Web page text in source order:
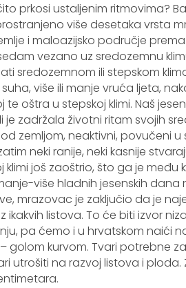
prkosi ustaljenim ritmovima?
više desetaka vrsta
i maloazijsko područje
vezano uz sredozemnu
sredozemnom ili stepskom
više ili manje vruća ljeta,
oštra u stepskoj klimi. Naš
zadržala životni ritam svojih
zemljom, neaktivni, povučeni u
neki ranije, neki kasnije
klimi još zaoštrio, što ga je
više hladnih jesenskih
mrazovac je zaključio da je
listova. To će biti izvor
pa ćemo i u hrvatskom naići
golom kurvom. Tvari potrebne
utrošiti na razvoj listova i